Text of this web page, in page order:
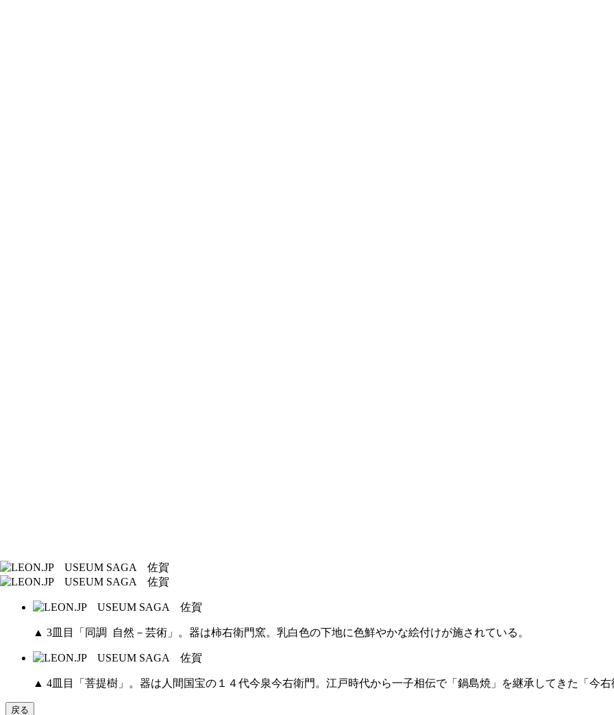
▲ 3皿目「同調 自然－芸術」。器は柿右衛門窯。乳白色の下地に色鮮やかな絵付けが施されている。
▲ 4皿目「菩提樹」。器は人間国宝の１４代今泉今右衛門。江戸時代から一子相伝で「鍋島焼」を継承してきた「今右
戻る